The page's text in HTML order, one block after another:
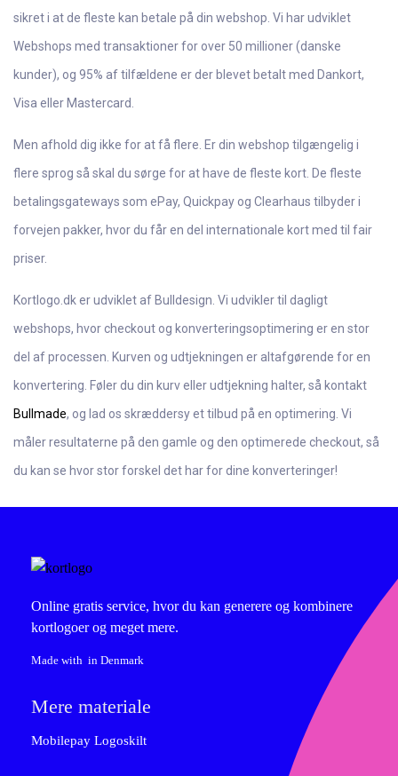
sikret i at de fleste kan betale på din webshop. Vi har udviklet
Webshops med transaktioner for over 50 millioner (danske
kunder), og 95% af tilfældene er der blevet betalt med Dankort,
Visa eller Mastercard.
Men afhold dig ikke for at få flere. Er din webshop tilgængelig i
flere sprog så skal du sørge for at have de fleste kort. De fleste
betalingsgateways som ePay, Quickpay og Clearhaus tilbyder i
forvejen pakker, hvor du får en del internationale kort med til fair
priser.
Kortlogo.dk er udviklet af Bulldesign. Vi udvikler til dagligt
webshops, hvor checkout og konverteringsoptimering er en stor
del af processen. Kurven og udtjekningen er altafgørende for en
konvertering. Føler du din kurv eller udtjekning halter, så kontakt
Bullmade, og lad os skræddersy et tilbud på en optimering. Vi
måler resultaterne på den gamle og den optimerede checkout, så
du kan se hvor stor forskel det har for dine konverteringer!
Online gratis service, hvor du kan generere og kombinere
kortlogoer og meget mere.
Made with in Denmark
Mere materiale
Mobilepay Logoskilt